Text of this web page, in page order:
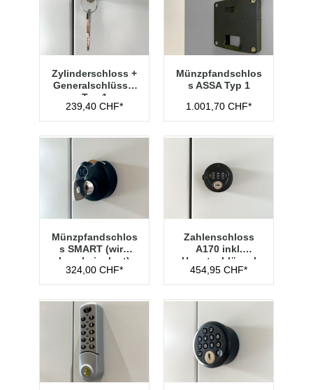
Zylinderschloss +
Generalschlüssel
Typ 1
239,40 CHF*
Münzpfandschlos
s ASSA Typ 1
1.001,70 CHF*
Münzpfandschlos
s SMART (wird
lose beigelegt)
324,00 CHF*
Zahlenschloss
A170 inkl.
Hauptschlüssel
Typ 1
454,95 CHF*